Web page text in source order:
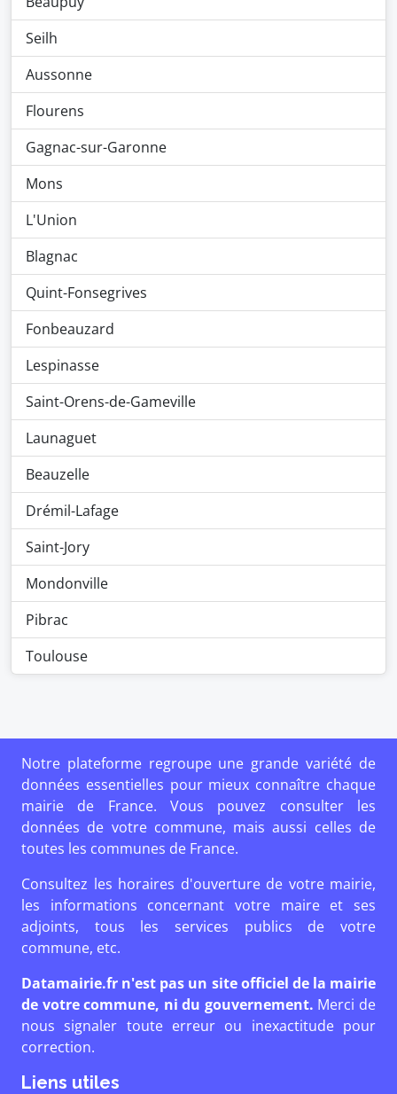
Seilh
Aussonne
Flourens
Gagnac-sur-Garonne
Mons
L'Union
Blagnac
Quint-Fonsegrives
Fonbeauzard
Lespinasse
Saint-Orens-de-Gameville
Launaguet
Beauzelle
Drémil-Lafage
Saint-Jory
Mondonville
Pibrac
Toulouse
Notre plateforme regroupe une grande variété de
données essentielles pour mieux connaître chaque
mairie de France. Vous pouvez consulter les
données de votre commune, mais aussi celles de
toutes les communes de France.
Consultez les horaires d'ouverture de votre mairie,
les informations concernant votre maire et ses
adjoints, tous les services publics de votre
commune, etc.
Datamairie.fr n'est pas un site officiel de la mairie
de votre commune, ni du gouvernement. Merci de
nous signaler toute erreur ou inexactitude pour
correction.
Liens utiles